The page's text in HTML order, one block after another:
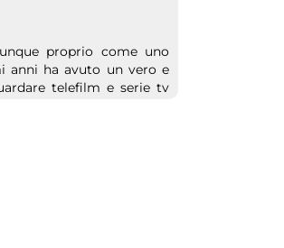
proprio come uno
anni ha avuto un vero e
telefilm e serie tv